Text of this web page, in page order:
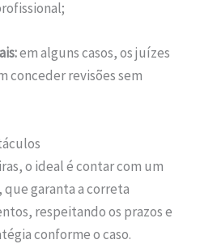
em alguns casos, os juízes
conceder revisões sem
o ideal é contar com um
, que garanta a correta
respeitando os prazos e
conforme o caso.